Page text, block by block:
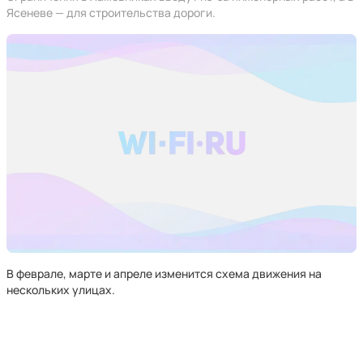
Ясеневе — для строительства дороги.
В феврале, марте и апреле изменится схема движения на
нескольких улицах.